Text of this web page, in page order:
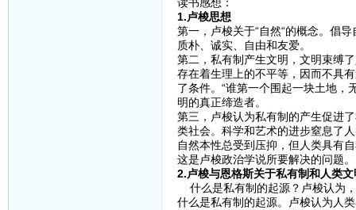
读书感想：
1.卢梭思想
第一，卢梭关于“自然“的概念。倡
质朴、诚实、自由和友爱。
第二，私有制产生文明，文明束缚
存在着生理上的不平等，因而不具
了条件。“谁第一个围起一块土地
明的真正缔造者。
第三，卢梭认为私有制的产生促进
类社会。科学和艺术的进步窒息了
自然本性总受到压抑，但人类具有
这是卢梭政治学说所要解决的问题。
2.卢梭与恩格斯关于私有制和人类
什么是私有制的起源？卢梭认为
什么是私有制的起源。卢梭认为人